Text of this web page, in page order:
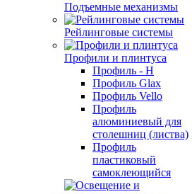
Подъемные механизмы
Рейлинговые системы
Профили и плинтуса
Профиль - H
Профиль Glax
Профиль Vello
Профиль
алюминиевый для
столешниц (листва)
Профиль
пластиковый
самоклеющийся